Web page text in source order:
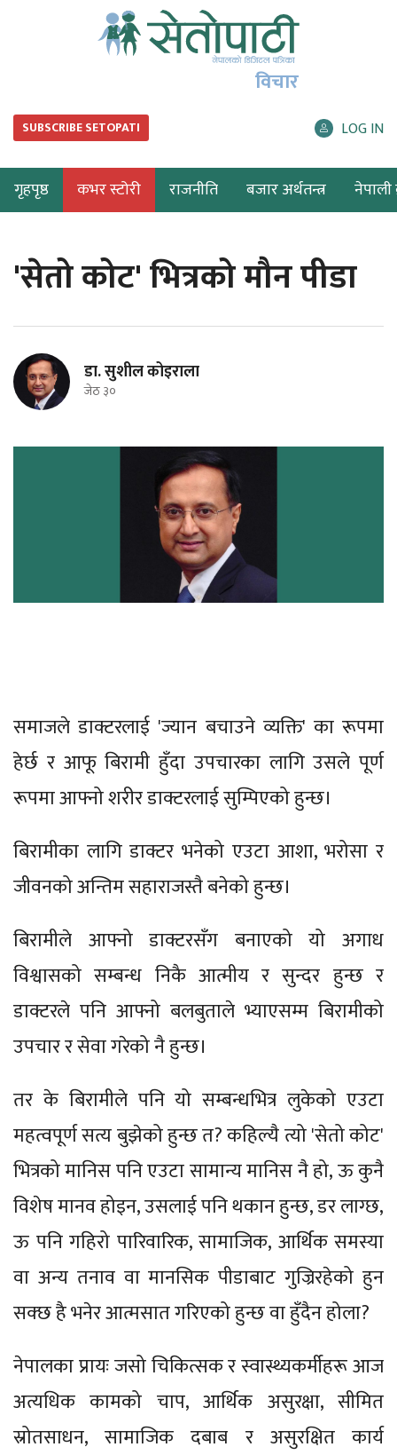
विचार
SUBSCRIBE SETOPATI LOG IN
गृहपृष्ठ कभर स्टोरी राजनीति बजार अर्थतन्त्र नेपाली
'सेतो कोट' भित्रको मौन पीडा
डा. सुशील कोइराला
जेठ ३०
समाजले डाक्टरलाई 'ज्यान बचाउने व्यक्ति' का रूपमा
हेर्छ र आफू बिरामी हुँदा उपचारका लागि उसले पूर्ण
रूपमा आफ्नो शरीर डाक्टरलाई सुम्पिएको हुन्छ।
बिरामीका लागि डाक्टर भनेको एउटा आशा, भरोसा र
जीवनको अन्तिम सहाराजस्तै बनेको हुन्छ।
बिरामीले आफ्नो डाक्टरसँग बनाएको यो अगाध
विश्वासको सम्बन्ध निकै आत्मीय र सुन्दर हुन्छ र
डाक्टरले पनि आफ्नो बलबुताले भ्याएसम्म बिरामीको
उपचार र सेवा गरेको नै हुन्छ।
तर के बिरामीले पनि यो सम्बन्धभित्र लुकेको एउटा
महत्वपूर्ण सत्य बुझेको हुन्छ त? कहिल्यै त्यो 'सेतो कोट'
भित्रको मानिस पनि एउटा सामान्य मानिस नै हो, ऊ कुनै
विशेष मानव होइन, उसलाई पनि थकान हुन्छ, डर लाग्छ,
ऊ पनि गहिरो पारिवारिक, सामाजिक, आर्थिक समस्या
वा अन्य तनाव वा मानसिक पीडाबाट गुज्रिरहेको हुन
सक्छ है भनेर आत्मसात गरिएको हुन्छ वा हुँदैन होला?
नेपालका प्रायः जसो चिकित्सक र स्वास्थ्यकर्मीहरू आज
अत्यधिक कामको चाप, आर्थिक असुरक्षा, सीमित
स्रोतसाधन, सामाजिक दबाब र असुरक्षित कार्य